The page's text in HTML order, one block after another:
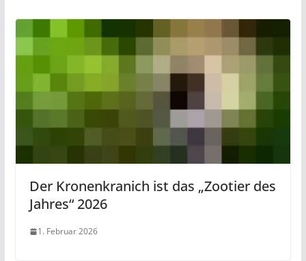
Der Kronenkranich ist das „Zootier des
Jahres“ 2026
1. Februar 2026